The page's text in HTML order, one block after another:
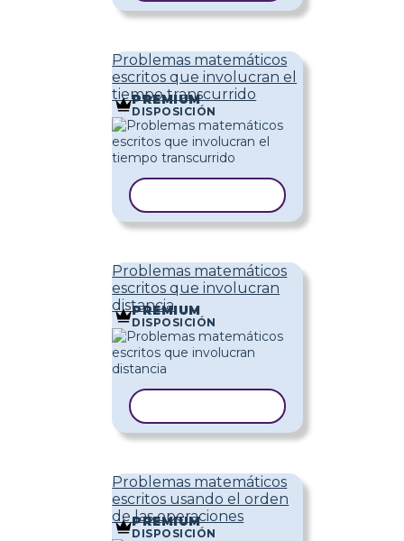
Problemas matemáticos
escritos que involucran el
tiempo transcurrido
PREMIUM
DISPOSICIÓN
Problemas matemáticos
escritos que involucran
distancia
PREMIUM
DISPOSICIÓN
Problemas matemáticos
escritos usando el orden
de las operaciones
PREMIUM
DISPOSICIÓN